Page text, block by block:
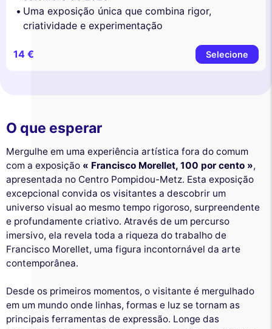
Uma exposição única que combina rigor,
criatividade e experimentação
14 € Selecione
O que esperar
Mergulhe em uma experiência artística fora do comum
com a exposição « Francisco Morellet, 100 por cento »,
apresentada no Centro Pompidou-Metz. Esta exposição
excepcional convida os visitantes a descobrir um
universo visual ao mesmo tempo rigoroso, surpreendente
e profundamente criativo. Através de um percurso
imersivo, ela revela toda a riqueza do trabalho de
Francisco Morellet, uma figura incontornável da arte
contemporânea.
Desde os primeiros momentos, o visitante é mergulhado
em um mundo onde linhas, formas e luz se tornam as
principais ferramentas de expressão. Longe das